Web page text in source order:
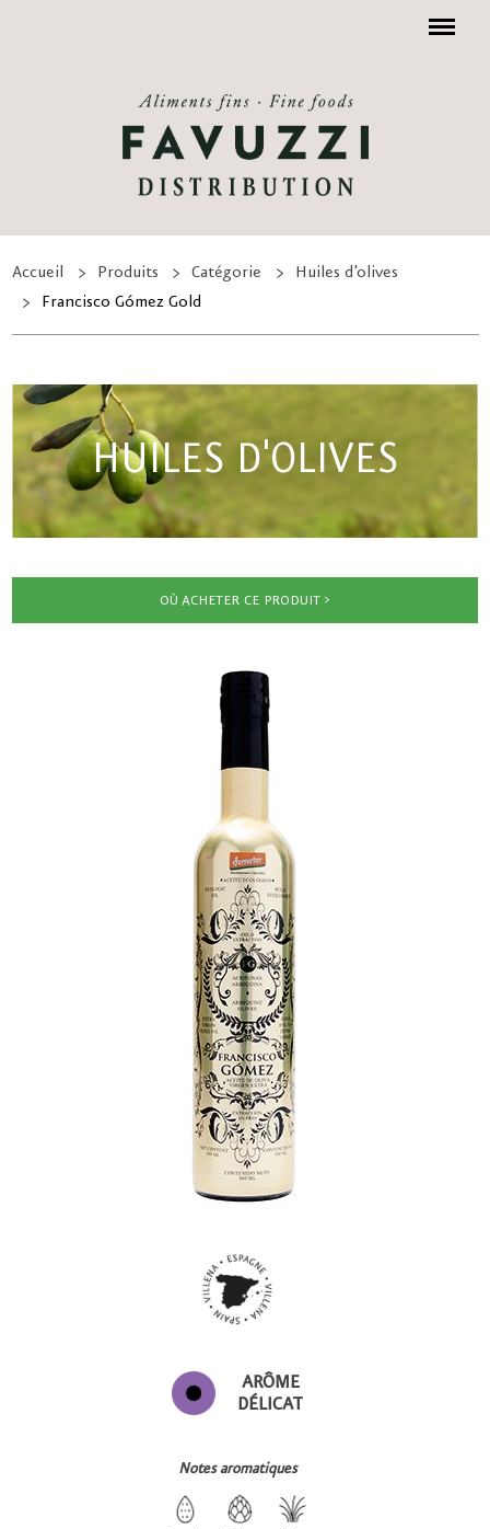
Menu
Accueil Produits Catégorie
Huiles d'olives
Francisco Gómez Gold
HUILES D'OLIVES
OÙ ACHETER CE PRODUIT
ARÔME
DÉLICAT
Notes aromatiques